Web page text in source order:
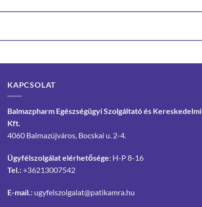
KAPCSOLAT
Balmazpharm Egészségügyi Szolgáltató és Kereskedelmi
Kft.
4060 Balmazújváros, Bocskai u. 2-4.
Ügyfélszolgálat elérhetősége: H-P 8-16
Tel.:+36213007542
E-mail.: ugyfelszolgalat@patikamra.hu